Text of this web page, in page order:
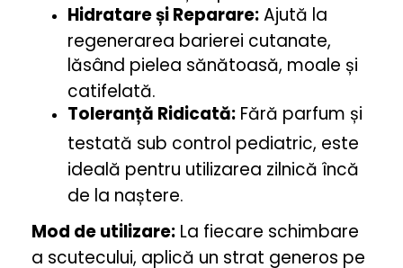
Hidratare și Reparare:Ajută la
regenerarea barierei cutanate,
lăsând pielea sănătoasă, moale și
catifelată.
Toleranță Ridicată: Fără parfum și
testată sub control pediatric, este
ideală pentru utilizarea zilnică încă
de la naștere.
Mod de utilizare: La fiecare schimbare
a scutecului, aplică un strat generos pe